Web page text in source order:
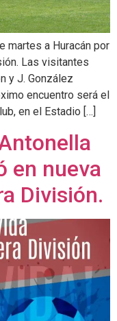
martes a Huracán por
Las visitantes
y J. González
encuentro será el
en el Estadio […]
en nueva
División.